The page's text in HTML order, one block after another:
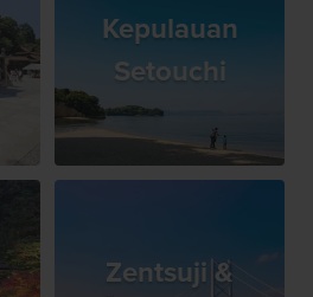
Kepulauan
Setouchi
Zentsuji &